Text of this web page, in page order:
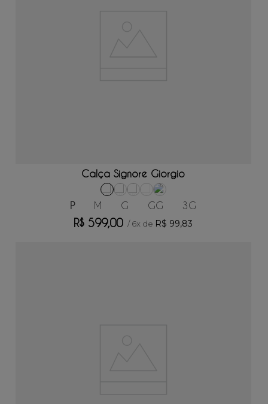
Calça Signore Giorgio
P M G GG 3G
R$ 599,00 /6x de R$ 99,83